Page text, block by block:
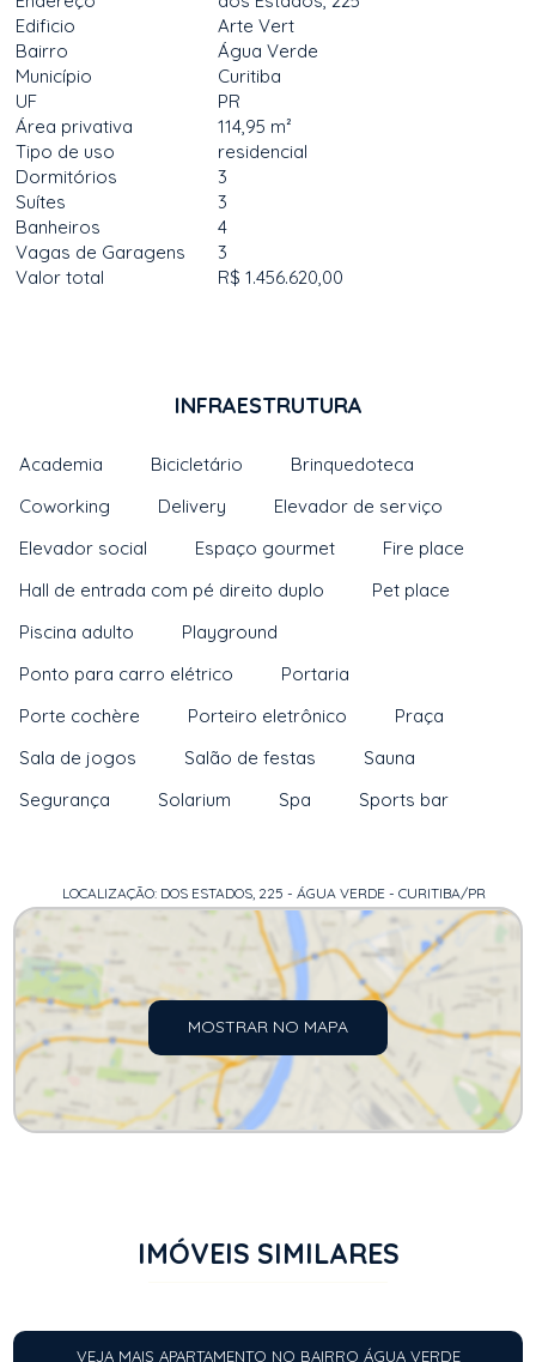
Edificio
Arte Vert
Bairro
Água Verde
Município
Curitiba
UF
PR
Área privativa
114,95 m²
Tipo de uso
residencial
Dormitórios
3
Suítes
3
Banheiros
4
Vagas de Garagens
3
Valor total
R$ 1.456.620,00
INFRAESTRUTURA
Academia Bicicletário
Brinquedoteca
Coworking
Delivery
Elevador de serviço
Elevador social
Espaço gourmet
Fire place
Hall de entrada com pé direito duplo
Pet place
Piscina adulto
Playground
Ponto para carro elétrico
Portaria
Porte cochère
Porteiro eletrônico
Praça
Sala de jogos
Salão de festas
Sauna
Segurança
Solarium Spa Sports bar
LOCALIZAÇÃO: DOS ESTADOS, 225 - ÁGUA VERDE - CURITIBA/PR
MOSTRAR NO MAPA
IMÓVEIS SIMILARES
VEJA MAIS APARTAMENTO NO BAIRRO ÁGUA VERDE